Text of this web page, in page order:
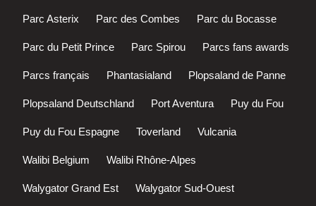
Parc Asterix Parc des Combes Parc du Bocasse
Parc du Petit Prince Parc Spirou Parcs fans awards
Parcs français Phantasialand Plopsaland de Panne
Plopsaland Deutschland Port Aventura Puy du Fou
Puy du Fou Espagne Toverland Vulcania
Walibi Belgium Walibi Rhône-Alpes
Walygator Grand Est Walygator Sud-Ouest